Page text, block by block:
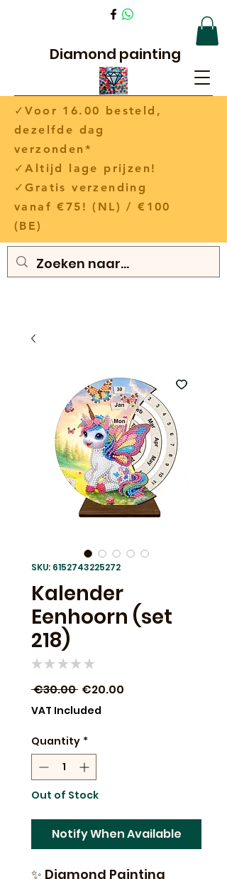
Diamond painting
✓Voor 16.00 besteld,
dezelfde dag
verzonden*
✓Altijd lage prijzen!
✓Gratis verzending
vanaf €75! (NL) / €100
(BE)
SKU: 6152743225272
Kalender
Eenhoorn (set
218)
★ ★ ★ ★ ★
€30.00 Regular
Price
€20.00
VAT Included
Quantity *
Out of Stock
Notify When Available
✨ Diamond Painting